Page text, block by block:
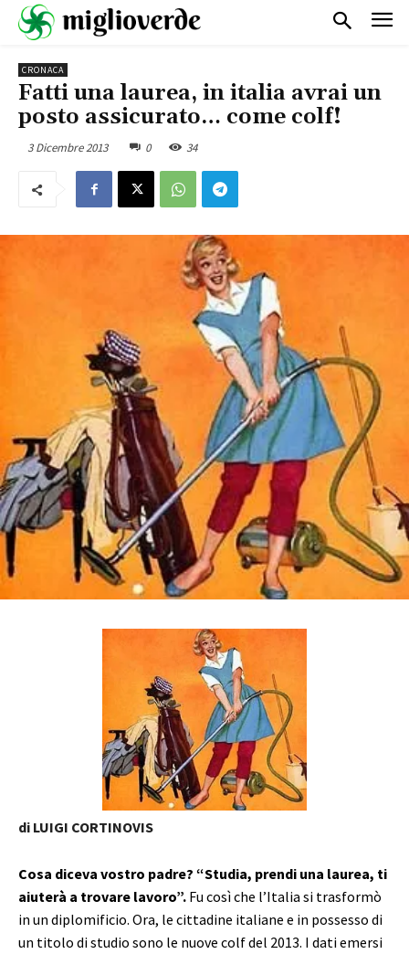
CRONACA
Fatti una laurea, in italia avrai un
posto assicurato… come colf!
3 Dicembre 2013 0 34
di LUIGI CORTINOVIS
Cosa diceva vostro padre? “Studia, prendi una laurea, ti
aiuterà a trovare lavoro”. Fu così che l’Italia si trasformò
in un diplomificio. Ora, le cittadine italiane e in possesso di
un titolo di studio sono le nuove colf del 2013. I dati emersi